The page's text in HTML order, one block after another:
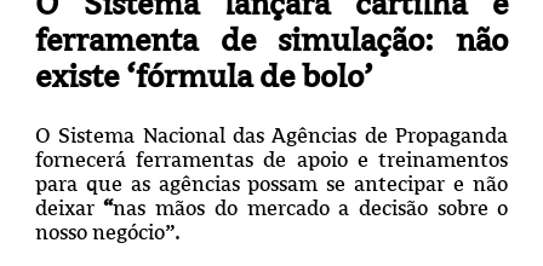
ferramenta de simulação: não
existe ‘fórmula de bolo’
O Sistema Nacional das Agências de Propaganda
fornecerá ferramentas de apoio e treinamentos
para que as agências possam se antecipar e não
deixar“nas mãos do mercado a decisão sobre o
nosso negócio”.